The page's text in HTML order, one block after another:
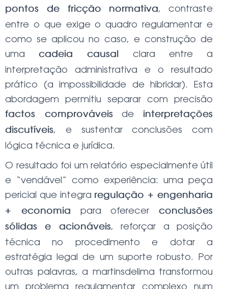
pontos de fricção normativa, contraste
entre o que exige o quadro regulamentar e
como se aplicou no caso, e construção de
umacadeia causal
clara entre a
interpretação administrativa e o resultado
prático (a impossibilidade de hibridar). Esta
abordagem permitiu separar com precisão
factos comprováveisde
interpretações
discutíveis, e sustentar conclusões com
lógica técnica e jurídica.
O resultado foi um relatório especialmente útil
e “vendável” como experiência: uma peça
pericial que integra regulação + engenharia
+ economia
para oferecer
conclusões
sólidas e acionáveis, reforçar a posição
técnica no procedimento e dotar a
estratégia legal de um suporte robusto. Por
outras palavras, a martinsdelima transformou
um problema regulamentar complexo num